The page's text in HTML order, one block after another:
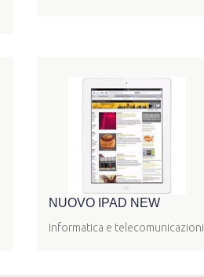
NUOVO IPAD NEW
Informatica e telecomunicazioni